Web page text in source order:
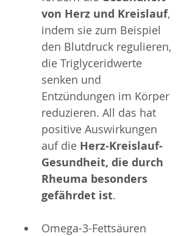
von Herz und Kreislauf,
indem sie zum Beispiel
den Blutdruck regulieren,
die Triglyceridwerte
senken und
Entzündungen im Körper
reduzieren. All das hat
positive Auswirkungen
auf die Herz-Kreislauf-
Gesundheit, die durch
Rheuma besonders
gefährdet ist.
Omega-3-Fettsäuren